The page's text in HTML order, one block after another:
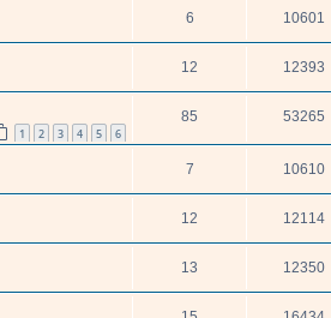
6 10601
12 12393
1 2 3 4 5 6
85 53265
7 10610
12 12114
13 12350